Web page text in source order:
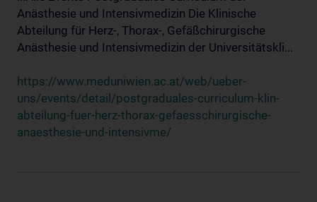
Anästhesie und Intensivmedizin Die Klinische
Abteilung für Herz-, Thorax-, Gefäßchirurgische
Anästhesie und Intensivmedizin der Universitätskli...
https://www.meduniwien.ac.at/web/ueber-
uns/events/detail/postgraduales-curriculum-klin-
abteilung-fuer-herz-thorax-gefaesschirurgische-
anaesthesie-und-intensivme/